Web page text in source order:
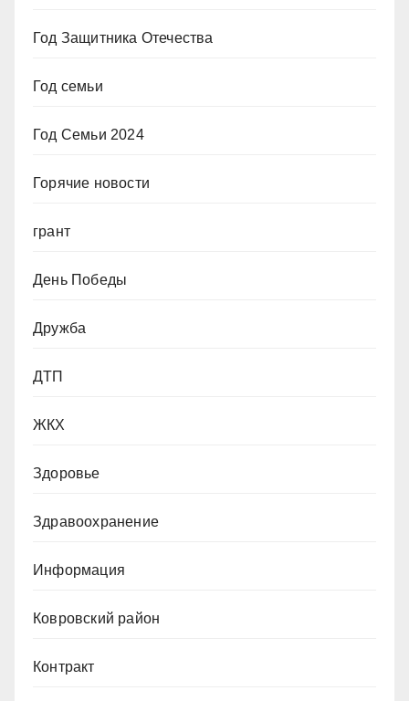
Год Защитника Отечества
Год семьи
Год Семьи 2024
Горячие новости
грант
День Победы
Дружба
ДТП
ЖКХ
Здоровье
Здравоохранение
Информация
Ковровский район
Контракт